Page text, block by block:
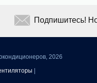
2026
Подпишитесь!